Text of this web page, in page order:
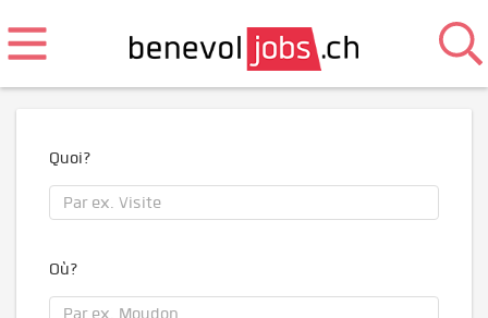
Quoi?
Où?